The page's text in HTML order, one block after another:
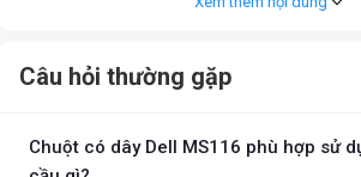
Sau khi trải nghiệm nhanh Chuột quang máy
hay các việc làm văn phòng. Dochuột máy tính
cùng đơn giản, đáp ứng được hầu hết mọi tác
Câu hỏi thường gặp
Chuột có dây Dell MS116 phù hợp sử